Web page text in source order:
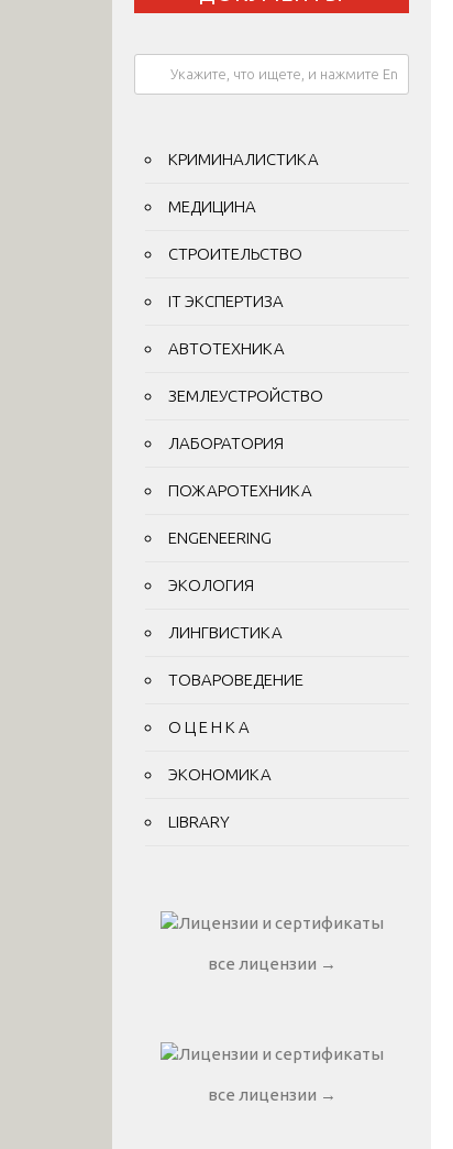
КРИМИНАЛИСТИКА
МЕДИЦИНА
СТРОИТЕЛЬСТВО
IT ЭКСПЕРТИЗА
АВТОТЕХНИКА
ЗЕМЛЕУСТРОЙСТВО
ЛАБОРАТОРИЯ
ПОЖАРОТЕХНИКА
ENGENEERING
ЭКОЛОГИЯ
ЛИНГВИСТИКА
ТОВАРОВЕДЕНИЕ
О Ц Е Н К А
ЭКОНОМИКА
LIBRARY
все лицензии →
все лицензии →